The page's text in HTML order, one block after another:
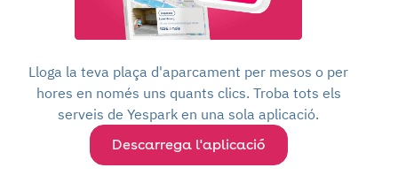
Lloga la teva plaça d'aparcament per mesos o per
hores en només uns quants clics. Troba tots els
serveis de Yespark en una sola aplicació.
Descarrega l'aplicació